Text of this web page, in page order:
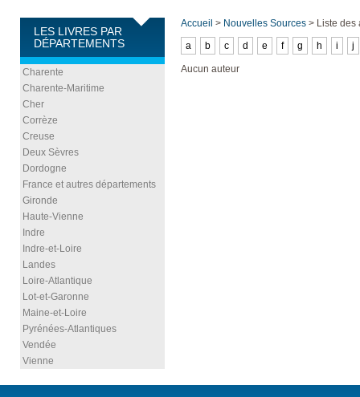
LES LIVRES PAR
DÉPARTEMENTS
Charente
Charente-Maritime
Cher
Corrèze
Creuse
Deux Sèvres
Dordogne
France et autres départements
Gironde
Haute-Vienne
Indre
Indre-et-Loire
Landes
Loire-Atlantique
Lot-et-Garonne
Maine-et-Loire
Pyrénées-Atlantiques
Vendée
Vienne
Accueil > Nouvelles Sources > Liste des
a
b c d e f g h i j
Aucun auteur